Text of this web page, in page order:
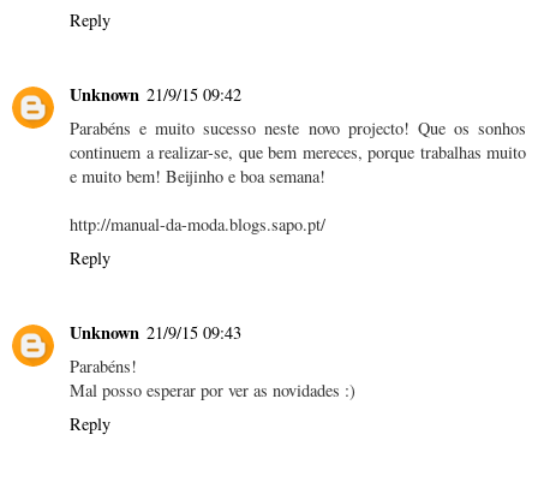
Reply
Unknown 21/9/15 09:42
Parabéns e muito sucesso neste novo projecto! Que os sonhos
continuem a realizar-se, que bem mereces, porque trabalhas muito
e muito bem! Beijinho e boa semana!
http://manual-da-moda.blogs.sapo.pt/
Reply
Unknown 21/9/15 09:43
Parabéns!
Mal posso esperar por ver as novidades :)
Reply